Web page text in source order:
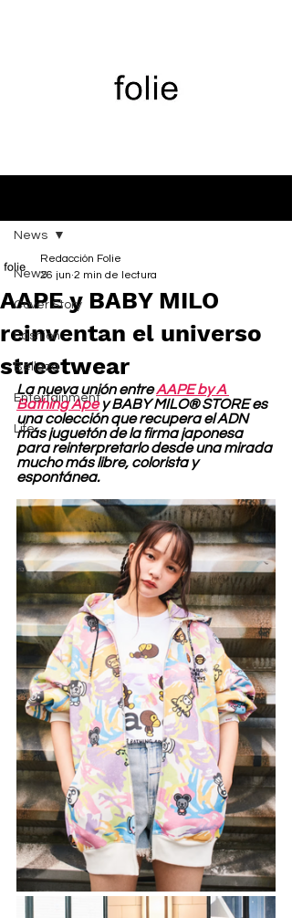
News
Cover Story
Fashion
Belleza
Entertainment
Life
News
AAPE y BABY MILO
reinventan el universo
streetwear
Redacción Folie
26 jun 2 min de lectura
La nueva unión entre AAPE by A
Bathing Ape y BABY MILO® STORE es
una colección que recupera el ADN
más juguetón de la firma japonesa
para reinterpretarlo desde una mirada
mucho más libre, colorista y
espontánea.